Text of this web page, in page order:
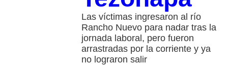
Las víctimas ingresaron al río
Rancho Nuevo para nadar tras la
jornada laboral, pero fueron
arrastradas por la corriente y ya
no lograron salir